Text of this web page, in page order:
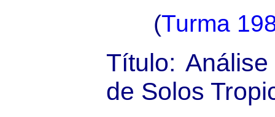
(Turma
Título:
de Solos